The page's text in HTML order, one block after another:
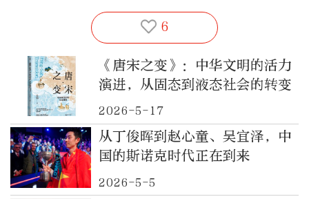
6
《唐宋之变》：中华文明的活力
演进，从固态到液态社会的转变
2026-5-17
从丁俊晖到赵心童、吴宜泽，中
国的斯诺克时代正在到来
2026-5-5